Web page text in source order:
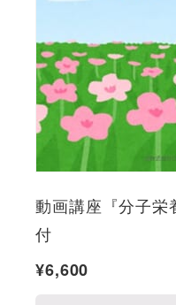
動画講座『分子栄
付
¥6,600